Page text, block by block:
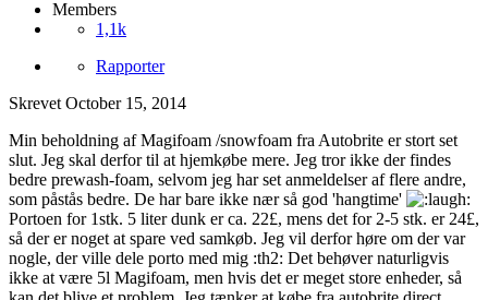
Members
1,1k
Rapporter
Skrevet October 15, 2014
Min beholdning af Magifoam /snowfoam fra Autobrite er stort set
slut. Jeg skal derfor til at hjemkøbe mere. Jeg tror ikke der findes
bedre prewash-foam, selvom jeg har set anmeldelser af flere andre,
som påstås bedre. De har bare ikke nær så god 'hangtime'
Portoen for 1stk. 5 liter dunk er ca. 22£, mens det for 2-5 stk. er 24£,
så der er noget at spare ved samkøb. Jeg vil derfor høre om der var
nogle, der ville dele porto med mig :th2: Det behøver naturligvis
ikke at være 5l Magifoam, men hvis det er meget store enheder, så